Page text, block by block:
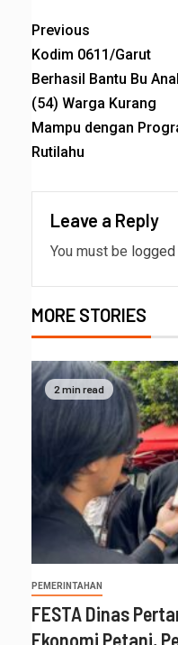
Previous
Kodim 0611/Garut
Berhasil Bantu Bu
(54) Warga Kurang
Mampu dengan
Rutilahu
Leave a Reply
You must be
MORE STORIES
2 min read
PEMERINTAHAN
FESTA Dinas
Ekonomi Petani,